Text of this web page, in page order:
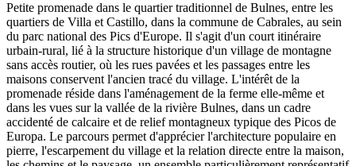
Petite promenade dans le quartier traditionnel de Bulnes, entre les
quartiers de Villa et Castillo, dans la commune de Cabrales, au sein
du parc national des Pics d'Europe. Il s'agit d'un court itinéraire
urbain-rural, lié à la structure historique d'un village de montagne
sans accès routier, où les rues pavées et les passages entre les
maisons conservent l'ancien tracé du village. L'intérêt de la
promenade réside dans l'aménagement de la ferme elle-même et
dans les vues sur la vallée de la rivière Bulnes, dans un cadre
accidenté de calcaire et de relief montagneux typique des Picos de
Europa. Le parcours permet d'apprécier l'architecture populaire en
pierre, l'escarpement du village et la relation directe entre la maison,